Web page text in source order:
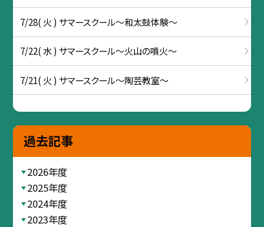
7/28( 火 ) サマースクール～和太鼓体験～
7/22( 水 ) サマースクール～火山の噴火～
7/21( 火 ) サマースクール～陶芸教室～
過去記事
2026年度
2025年度
2024年度
2023年度